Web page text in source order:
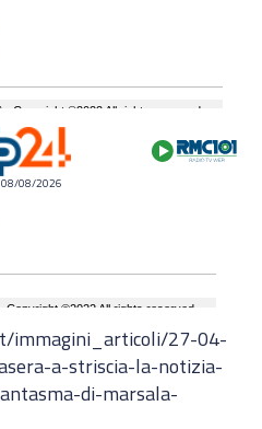
08/08/2026